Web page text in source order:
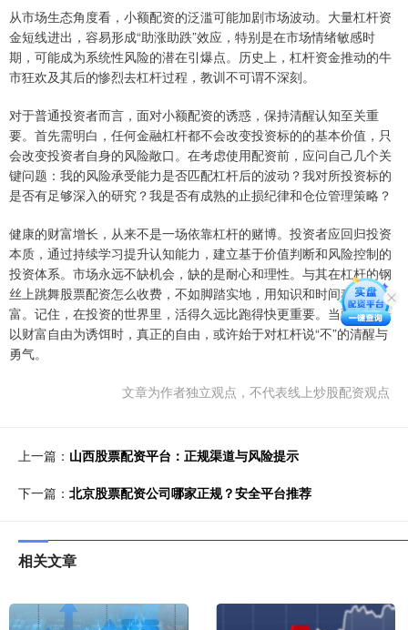
从市场生态角度看，小额配资的泛滥可能加剧市场波动。大量杠杆资
金短线进出，容易形成“助涨助跌”效应，特别是在市场情绪敏感时
期，可能成为系统性风险的潜在引爆点。历史上，杠杆资金推动的牛
市狂欢及其后的惨烈去杠杆过程，教训不可谓不深刻。
对于普通投资者而言，面对小额配资的诱惑，保持清醒认知至关重
要。首先需明白，任何金融杠杆都不会改变投资标的的基本价值，只
会改变投资者自身的风险敞口。在考虑使用配资前，应问自己几个关
键问题：我的风险承受能力是否匹配杠杆后的波动？我对所投资标的
是否有足够深入的研究？我是否有成熟的止损纪律和仓位管理策略？
健康的财富增长，从来不是一场依靠杠杆的赌博。投资者应回归投资
本质，通过持续学习提升认知能力，建立基于价值判断和风险控制的
投资体系。市场永远不缺机会，缺的是耐心和理性。与其在杠杆的钢
丝上跳舞股票配资怎么收费，不如脚踏实地，用知识和时间积累财
富。记住，在投资的世界里，活得久远比跑得快更重要。当配资广告
以财富自由为诱饵时，真正的自由，或许始于对杠杆说“不”的清醒与
勇气。
文章为作者独立观点，不代表线上炒股配资观点
上一篇： 山西股票配资平台：正规渠道与风险提示
下一篇： 北京股票配资公司哪家正规？安全平台推荐
相关文章